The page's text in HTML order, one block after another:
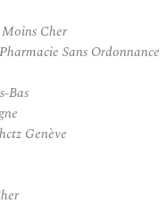
Cher
Sans Ordonnance
Bas
Genève